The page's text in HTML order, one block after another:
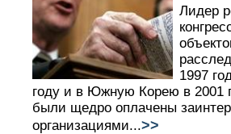
Лидер
1997
году и в Южную Корею в 2001
были щедро оплачены
организациями...>>